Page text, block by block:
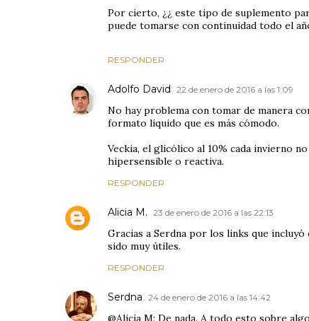
Por cierto, ¿¿ este tipo de suplemento
puede tomarse con continuidad todo el
RESPONDER
Adolfo David 22 de enero de 2016 a las 1:09
No hay problema con tomar de manera
formato líquido que es más cómodo.
Veckia, el glicólico al 10% cada invierno
hipersensible o reactiva.
RESPONDER
Alicia M. 23 de enero de 2016 a las 22:13
Gracias a Serdna por los links que
sido muy útiles.
RESPONDER
Serdna 24 de enero de 2016 a las 14:42
@Alicia M: De nada. A todo esto sobre